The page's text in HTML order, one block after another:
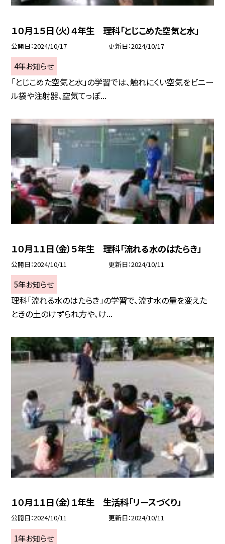
１０月１５日（火）４年生 理科「とじこめた空気と水」
公開日 2024/10/17 更新日 2024/10/17
4年お知らせ
「とじこめた空気と水」の学習では、触れにくい空気をビニー
ル袋や注射器、空気てっぽ...
１０月１１日（金）５年生 理科「流れる水のはたらき」
公開日 2024/10/11 更新日 2024/10/11
5年お知らせ
理科「流れる水のはたらき」の学習で、流す水の量を変えた
ときの土のけずられ方や、け...
１０月１１日（金）１年生 生活科「リースづくり」
公開日 2024/10/11 更新日 2024/10/11
1年お知らせ